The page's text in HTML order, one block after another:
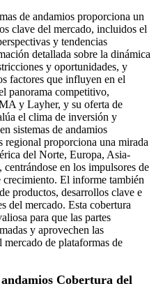
de andamios proporciona un
clave del mercado, incluidos el
y tendencias
detallada sobre la dinámica
y oportunidades, y
factores que influyen en el
panorama competitivo,
y Layher, y su oferta de
el clima de inversión y
sistemas de andamios
regional proporciona una mirada
del Norte, Europa, Asia-
en los impulsores de
crecimiento. El informe también
productos, desarrollos clave e
del mercado. Esta cobertura
para que las partes
y aprovechen las
de plataformas de
Cobertura del